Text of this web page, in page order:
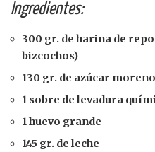
Ingredientes:
300 gr. de harina de
bizcochos)
130 gr. de azúcar moreno
1 sobre de levadura
1 huevo grande
145 gr. de leche